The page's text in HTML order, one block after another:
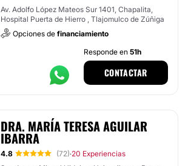
Av. Adolfo López Mateos Sur 1401, Chapalita,
Hospital Puerta de Hierro , Tlajomulco de Zúñiga
Opciones de financiamiento
Responde en 51h
CONTACTAR
DRA. MARÍA TERESA AGUILAR
IBARRA
4.8 (72)·20 Experiencias